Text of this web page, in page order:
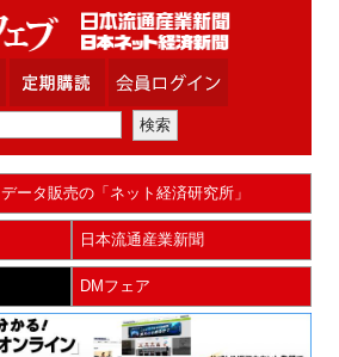
データ販売の「ネット経済研究所」
日本流通産業新聞
DMフェア